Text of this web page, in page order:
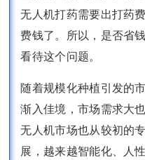
无人机打药需要出打药
费钱了。所以，是否省
看待这个问题。
随着规模化种植引发的
渐入佳境，市场需求大
无人机市场也从较初的
展，越来越智能化、人性